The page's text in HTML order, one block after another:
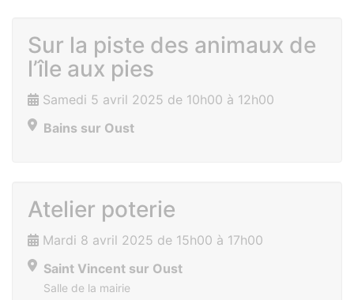
Sur la piste des animaux de
l’île aux pies
Samedi 5 avril 2025 de 10h00 à 12h00
Bains sur Oust
Atelier poterie
Mardi 8 avril 2025 de 15h00 à 17h00
Saint Vincent sur Oust
Salle de la mairie